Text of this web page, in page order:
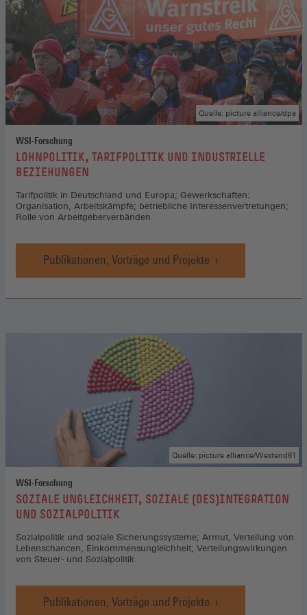
WSI-Forschung
:LOHNPOLITIK, TARIFPOLITIK UND INDUSTRIELLE
BEZIEHUNGEN
Tarifpolitik in Deutschland und Europa; Gewerkschaften:
Organisation, Arbeitskämpfe; betriebliche Interessenvertretungen;
Rolle von Arbeitgeberverbänden
Quelle: picture alliance/dpa
Publikationen, Vorträge und Projekte
WSI-Forschung
:SOZIALE UNGLEICHHEIT, SOZIALE (DES)INTEGRATION
UND SOZIALPOLITIK
Sozialpolitik und soziale Sicherungssysteme; Armut, Verteilung von
Lebenschancen, Einkommensungleichheit; Verteilungswirkungen
von Steuer- und Sozialpolitik
Quelle: picture alliance/Westend61
Publikationen, Vorträge und Projekte